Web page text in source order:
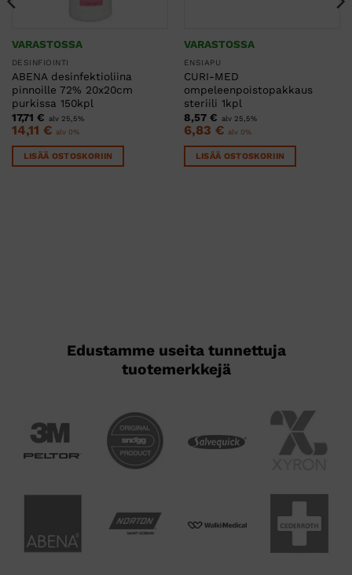
VARASTOSSA
DESINFIOINTI
ABENA desinfektioliina
pinnoille 72% 20x20cm
purkissa 150kpl
17,71 € alv 25,5%
14,11 € alv 0%
LISÄÄ OSTOSKORIIN
VARASTOSSA
ENSIAPU
CURI-MED
ompeleenpoistopakkaus
steriili 1kpl
8,57 € alv 25,5%
6,83 € alv 0%
LISÄÄ OSTOSKORIIN
Edustamme useita tunnettuja
tuotemerkkejä